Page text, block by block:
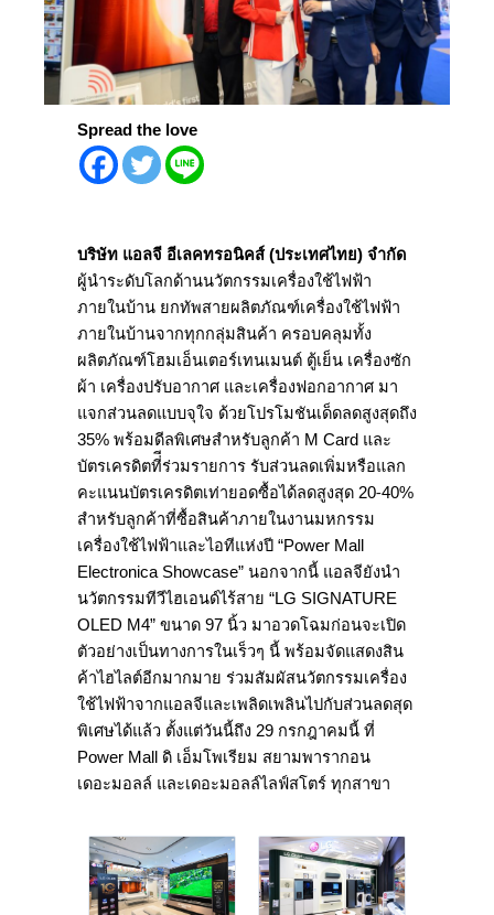
Spread the love
บริษัท แอลจี อีเลคทรอนิคส์ (ประเทศไทย) จำกัด
ผู้นำระดับโลกด้านนวัตกรรมเครื่องใช้ไฟฟ้า
ภายในบ้าน ยกทัพสายผลิตภัณฑ์เครื่องใช้ไฟฟ้า
ภายในบ้านจากทุกกลุ่มสินค้า ครอบคลุมทั้ง
ผลิตภัณฑ์โฮมเอ็นเตอร์เทนเมนต์ ตู้เย็น เครื่องซัก
ผ้า เครื่องปรับอากาศ และเครื่องฟอกอากาศ มา
แจกส่วนลดแบบจุใจ ด้วยโปรโมชันเด็ดลดสูงสุดถึง
35% พร้อมดีลพิเศษสำหรับลูกค้า M Card และ
บัตรเครดิตที่ีร่วมรายการ รับส่วนลดเพิ่มหรือแลก
คะแนนบัตรเครดิตเท่ายอดซื้อได้ลดสูงสุด 20-40%
สำหรับลูกค้าที่ซื้อสินค้าภายในงานมหกรรม
เครื่องใช้ไฟฟ้าและไอทีแห่งปี “Power Mall
Electronica Showcase” นอกจากนี้ แอลจียังนำ
นวัตกรรมทีวีไฮเอนด์ไร้สาย “LG SIGNATURE
OLED M4” ขนาด 97 นิ้ว มาอวดโฉมก่อนจะเปิด
ตัวอย่างเป็นทางการในเร็วๆ นี้ พร้อมจัดแสดงสิน
ค้าไฮไลต์อีกมากมาย ร่วมสัมผัสนวัตกรรมเครื่อง
ใช้ไฟฟ้าจากแอลจีและเพลิดเพลินไปกับส่วนลดสุด
พิเศษได้แล้ว ตั้งแต่วันนี้ถึง 29 กรกฎาคมนี้ ที่
Power Mall ดิ เอ็มโพเรียม สยามพารากอน
เดอะมอลล์ และเดอะมอลล์ไลฟ์สโตร์ ทุกสาขา